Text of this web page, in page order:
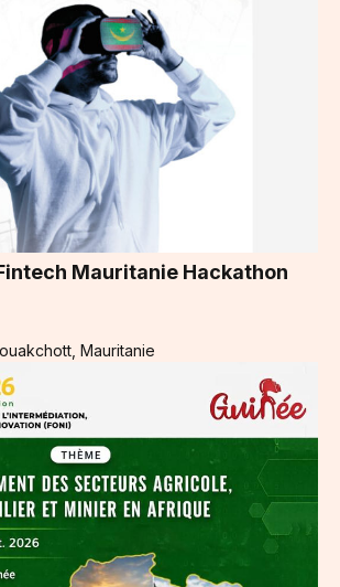
Mauritanie Hackathon
Mauritanie